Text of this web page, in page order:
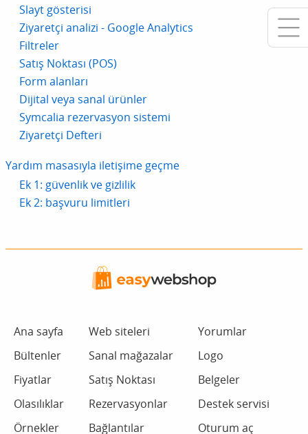
Slayt gösterisi
Ziyaretçi analizi - Google Analytics
Filtreler
Satış Noktası (POS)
Form alanları
Dijital veya sanal ürünler
Symcalia rezervasyon sistemi
Ziyaretçi Defteri
Yardım masasıyla iletişime geçme
Ek 1: güvenlik ve gizlilik
Ek 2: başvuru limitleri
Ana sayfa
Bültenler
Fiyatlar
Olasılıklar
Örnekler
Web siteleri
Sanal mağazalar
Satış Noktası
Rezervasyonlar
Bağlantılar
Yorumlar
Logo
Belgeler
Destek servisi
Oturum aç